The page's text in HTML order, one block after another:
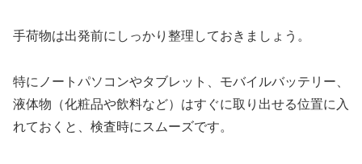
手荷物は出発前にしっかり整理しておきましょう。
特にノートパソコンやタブレット、モバイルバッテリー、
液体物（化粧品や飲料など）はすぐに取り出せる位置に入
れておくと、検査時にスムーズです。